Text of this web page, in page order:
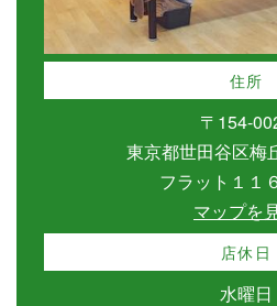
住所
〒154-
東京都世田谷区梅
フラット１１
マップを
店休日
水曜日